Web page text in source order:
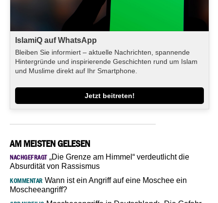
IslamiQ auf WhatsApp
Bleiben Sie informiert – aktuelle Nachrichten, spannende
Hintergründe und inspirierende Geschichten rund um Islam
und Muslime direkt auf Ihr Smartphone.
Jetzt beitreten!
AM MEISTEN GELESEN
NACHGEFRAGT„Die Grenze am Himmel“ verdeutlicht die
Absurdität von Rassismus
KOMMENTAR Wann ist ein Angriff auf eine Moschee ein
Moscheeangriff?